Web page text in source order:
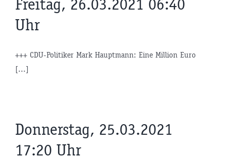
Freitag, 26.03.2021 06:40
Uhr
+++ CDU-Politiker Mark Hauptmann: Eine Million Euro
[...]
Donnerstag, 25.03.2021
17:20 Uhr